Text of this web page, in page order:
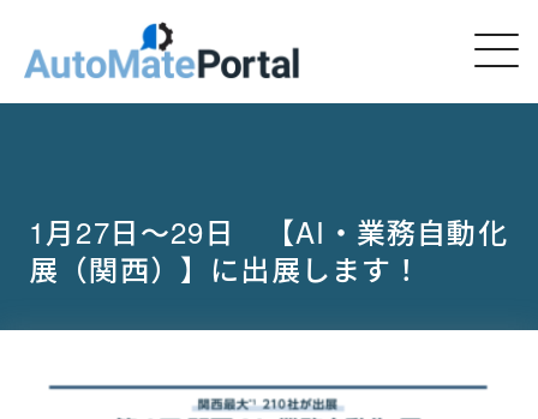
1月27日～29日 【AI・業務自動化
展（関西）】に出展します！